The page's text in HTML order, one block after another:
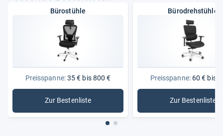
Bürostühle
Preisspanne:35 € bis 800 €
Zur Bestenliste
: Bürostühle
Bürodrehstühle
Preisspanne:60 € bis
Zur Bestenliste
: